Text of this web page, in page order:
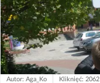
Autor: Aga_Ko Kliknięć: 2062